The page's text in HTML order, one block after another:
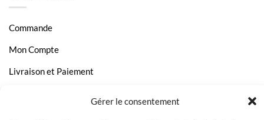
Gérer le consentement
Commande
Mon Compte
Livraison et Paiement